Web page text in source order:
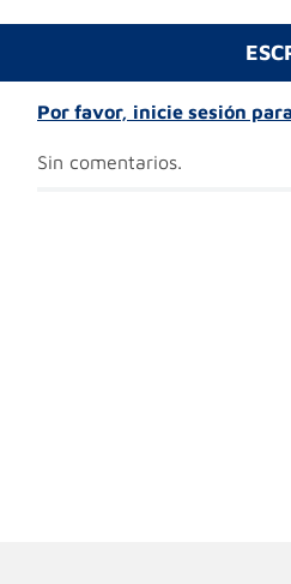
Por favor, inicie sesión
Sin comentarios.